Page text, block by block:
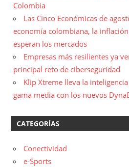
Colombia
Las Cinco Económicas de
economía colombiana, la
esperan los mercados
Empresas más resilientes ya
principal reto de ciberseguridad
Klip Xtreme lleva la
gama media con los nuevos
CATEGORÍAS
Conectividad
e-Sports